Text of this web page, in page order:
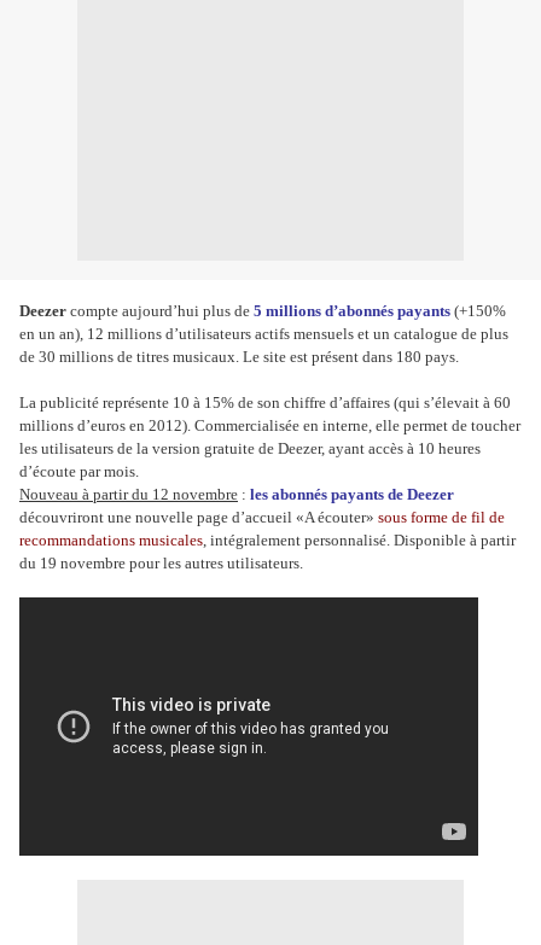
Deezer compte aujourd’hui plus de 5 millions d’abonnés payants (+150%
en un an), 12 millions d’utilisateurs actifs mensuels et un catalogue de plus
de 30 millions de titres musicaux. Le site est présent dans 180 pays.
La publicité représente 10 à 15% de son chiffre d’affaires (qui s’élevait à 60
millions d’euros en 2012). Commercialisée en interne, elle permet de toucher
les utilisateurs de la version gratuite de Deezer, ayant accès à 10 heures
d’écoute par mois.
Nouveau à partir du 12 novembre : les abonnés payants de Deezer
découvriront une nouvelle page d’accueil «A écouter» sous forme de fil de
recommandations musicales, intégralement personnalisé. Disponible à partir
du 19 novembre pour les autres utilisateurs.